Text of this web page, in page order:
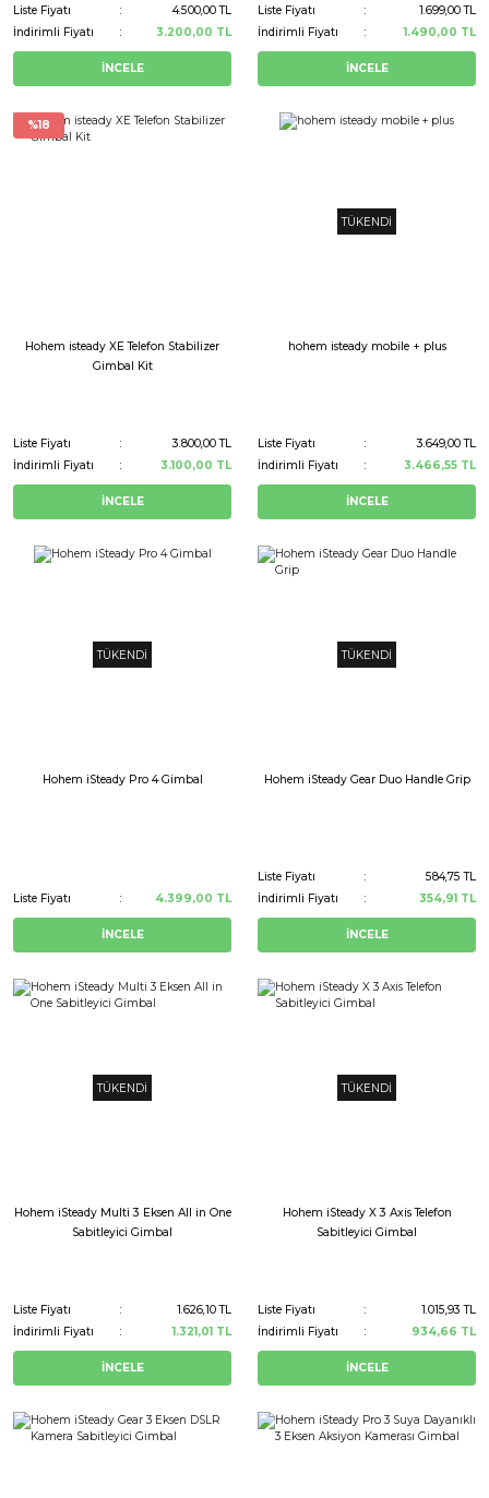
Liste Fiyatı
4.500,00 TL
İndirimli Fiyatı
3.200,00 TL
İNCELE
Liste Fiyatı
1.699,00 TL
İndirimli Fiyatı
1.490,00 TL
İNCELE
%18
Hohem isteady XE Telefon Stabilizer
Gimbal Kit
Liste Fiyatı
3.800,00 TL
İndirimli Fiyatı
3.100,00 TL
İNCELE
TÜKENDİ
hohem isteady mobile + plus
Liste Fiyatı
3.649,00 TL
İndirimli Fiyatı
3.466,55 TL
İNCELE
TÜKENDİ
Hohem iSteady Pro 4 Gimbal
Liste Fiyatı 4.399,00 TL
İNCELE
TÜKENDİ
Hohem iSteady Gear Duo Handle Grip
Liste Fiyatı
584,75 TL
İndirimli Fiyatı
354,91 TL
İNCELE
TÜKENDİ
Hohem iSteady Multi 3 Eksen All in One
Sabitleyici Gimbal
Liste Fiyatı
1.626,10 TL
İndirimli Fiyatı
1.321,01 TL
İNCELE
TÜKENDİ
Hohem iSteady X 3 Axis Telefon
Sabitleyici Gimbal
Liste Fiyatı
1.015,93 TL
İndirimli Fiyatı
934,66 TL
İNCELE